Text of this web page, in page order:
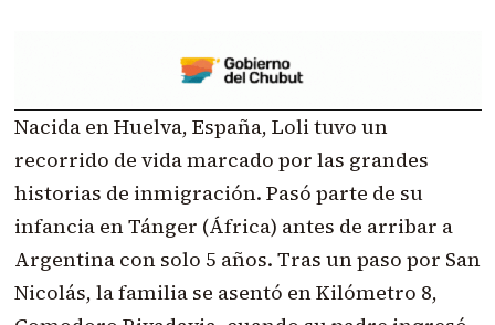
Nacida en Huelva, España, Loli tuvo un
recorrido de vida marcado por las grandes
historias de inmigración. Pasó parte de su
infancia en Tánger (África) antes de arribar a
Argentina con solo 5 años. Tras un paso por San
Nicolás, la familia se asentó en Kilómetro 8,